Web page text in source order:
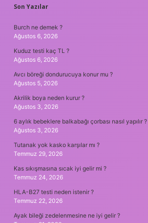
SIDEBAR
Son Yazılar
Burch ne demek ?
Ağustos 6, 2026
Kuduz testi kaç TL ?
Ağustos 6, 2026
Avcı böreği dondurucuya konur mu ?
Ağustos 5, 2026
Akrilik boya neden kurur ?
Ağustos 3, 2026
6 aylık bebeklere balkabağı çorbası nasıl yapılır ?
Ağustos 3, 2026
Tutanak yok kasko karşılar mı ?
Temmuz 29, 2026
Kas sıkışmasına sıcak iyi gelir mi ?
Temmuz 24, 2026
HLA-B27 testi neden istenir ?
Temmuz 22, 2026
Ayak bileği zedelenmesine ne iyi gelir ?